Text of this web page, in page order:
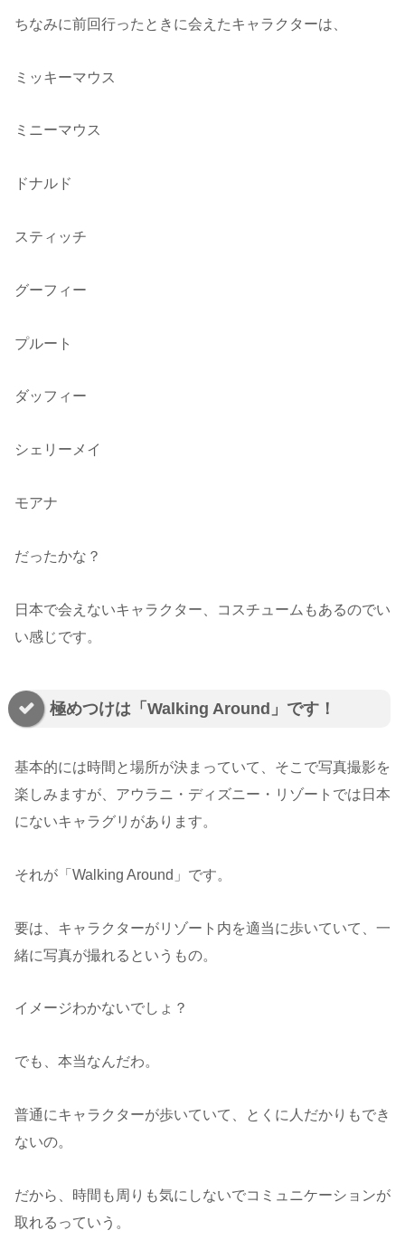
ちなみに前回行ったときに会えたキャラクターは、
ミッキーマウス
ミニーマウス
ドナルド
スティッチ
グーフィー
プルート
ダッフィー
シェリーメイ
モアナ
だったかな？
日本で会えないキャラクター、コスチュームもあるのでい
い感じです。
極めつけは「Walking Around」です！
基本的には時間と場所が決まっていて、そこで写真撮影を
楽しみますが、アウラニ・ディズニー・リゾートでは日本
にないキャラグリがあります。
それが「Walking Around」です。
要は、キャラクターがリゾート内を適当に歩いていて、一
緒に写真が撮れるというもの。
イメージわかないでしょ？
でも、本当なんだわ。
普通にキャラクターが歩いていて、とくに人だかりもでき
ないの。
だから、時間も周りも気にしないでコミュニケーションが
取れるっていう。